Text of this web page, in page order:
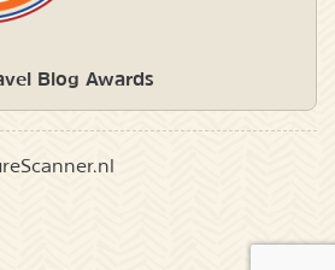
Blog Awards